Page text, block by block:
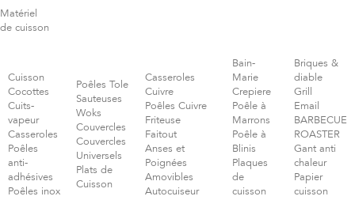
Matériel
de cuisson
Cuisson
Cocottes
Cuits-
vapeur
Casseroles
Poêles
anti-
adhésives
Poêles inox
Poêles Tole
Sauteuses
Woks
Couvercles
Couvercles
Universels
Plats de
Cuisson
Casseroles
Cuivre
Poêles Cuivre
Friteuse
Faitout
Anses et
Poignées
Amovibles
Autocuiseur
Bain-
Marie
Crepiere
Poêle à
Marrons
Poêle à
Blinis
Plaques
de
cuisson
Briques &
diable
Grill
Email
BARBECUE
ROASTER
Gant anti
chaleur
Papier
cuisson